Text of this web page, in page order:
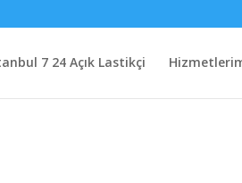
7 24 Açık Lastikçi